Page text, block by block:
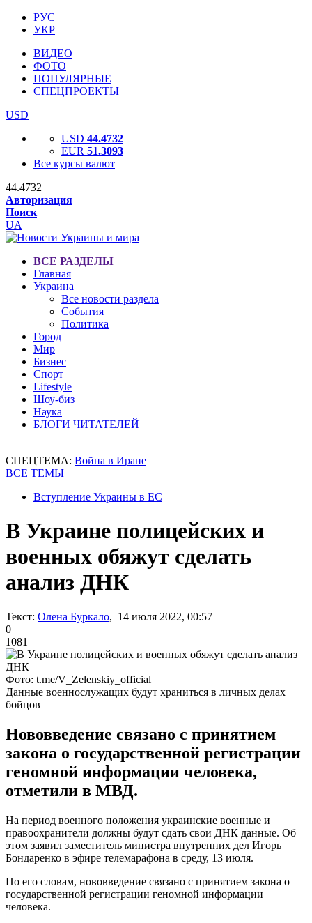
РУС
УКР
ВИДЕО
ФОТО
ПОПУЛЯРНЫЕ
СПЕЦПРОЕКТЫ
USD
USD 44.4732
EUR 51.3093
Все курсы валют
44.4732
Авторизация
Поиск
UA
ВСЕ РАЗДЕЛЫ
Главная
Украина
Все новости раздела
События
Политика
Город
Мир
Бизнес
Спорт
Lifestyle
Шоу-биз
Наука
БЛОГИ ЧИТАТЕЛЕЙ
СПЕЦТЕМА: Война в Иране
ВСЕ ТЕМЫ
Вступление Украины в ЕС
В Украине полицейских и
военных обяжут сделать
анализ ДНК
Текст: Олена Буркало, 14 июля 2022, 00:57
0
1081
Фото: t.me/V_Zelenskiy_official
Данные военнослужащих будут храниться в личных делах
бойцов
Нововведение связано с принятием
закона о государственной регистрации
геномной информации человека,
отметили в МВД.
На период военного положения украинские военные и
правоохранители должны будут сдать свои ДНК данные. Об
этом заявил заместитель министра внутренних дел Игорь
Бондаренко в эфире телемарафона в среду, 13 июля.
По его словам, нововведение связано с принятием закона о
государственной регистрации геномной информации
человека.